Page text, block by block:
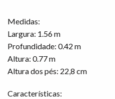
Medidas:
Largura: 1.56 m
Profundidade: 0.42 m
Altura: 0.77 m
Altura dos pés: 22,8 cm
Características: